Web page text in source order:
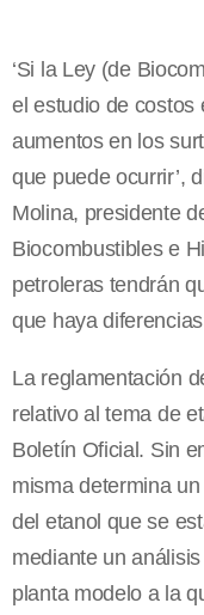
‘Si la Ley (de
el estudio de costos
aumentos en los
que puede ocurrir’,
Molina, presidente
Biocombustibles e
petroleras tendrán
que haya
La reglamentación
relativo al tema de
Boletín Oficial. Sin
misma determina
del etanol que se
mediante un
planta modelo a la